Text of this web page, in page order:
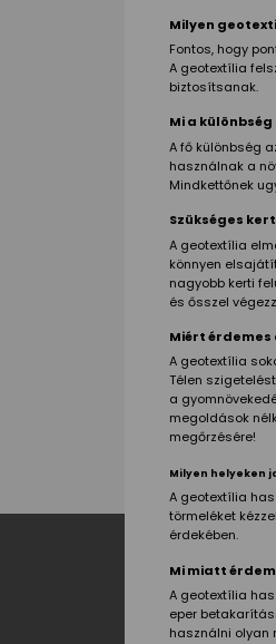
Milyen
Fontos, hogy
A geotextília
biztosítsanak.
Mi a
A fő különbség
használnak a
Mindkettőnek
Szükséges
A geotextília
könnyen
nagyobb kerti
és ősszel
Miért
A geotextília
Télen
a
megoldások
megőrzésére!
Milyen helyeken
A geotextília
törmeléket
érdekében.
Mi miatt
A geotextília
eper
használni olyan